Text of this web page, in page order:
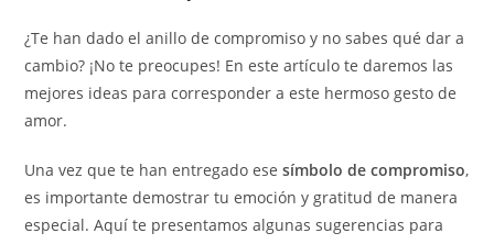
¿Te han dado el anillo de compromiso y no sabes qué dar a
cambio? ¡No te preocupes! En este artículo te daremos las
mejores ideas para corresponder a este hermoso gesto de
amor.
Una vez que te han entregado esesímbolo de compromiso,
es importante demostrar tu emoción y gratitud de manera
especial. Aquí te presentamos algunas sugerencias para